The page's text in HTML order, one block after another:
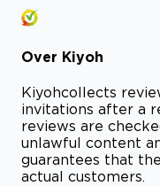
Over Kiyoh
Kiyohcollects
invitations after a
reviews are
unlawful content
guarantees that
actual customers.